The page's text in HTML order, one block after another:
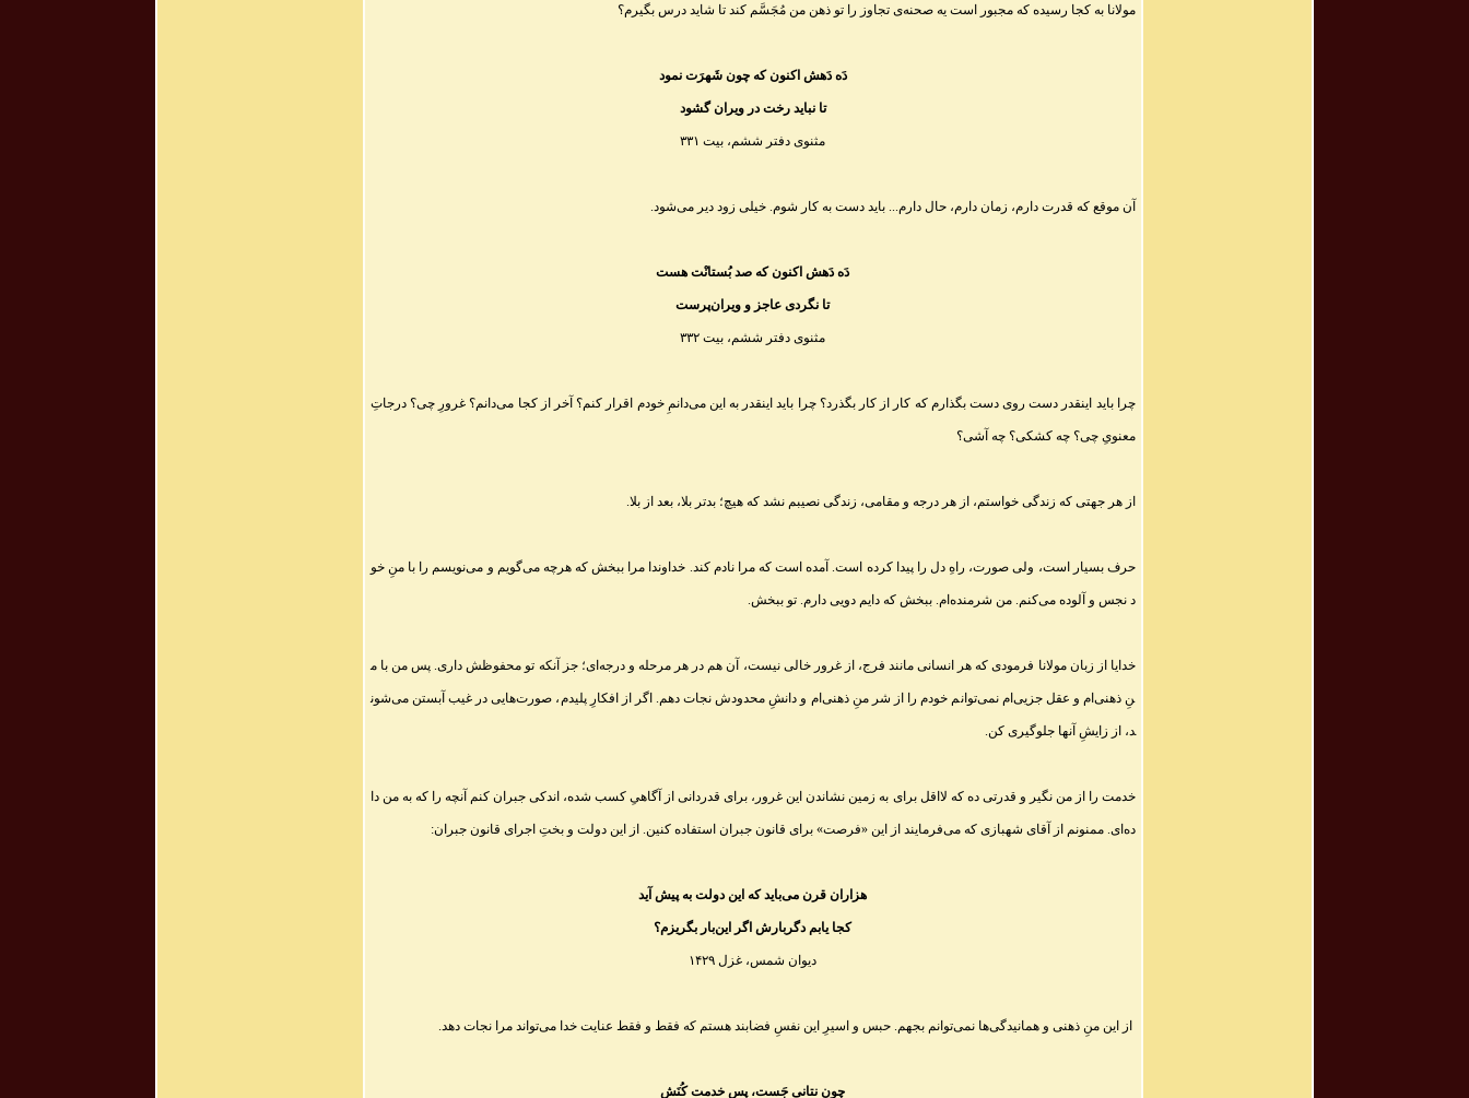
مولانا به کجا رسیده که مجبور است یه صحنه‌ی تجاوز را تو ذهن من مُجَسَّم کند تا شاید درس بگیرم؟
دَه دَهش اکنون که چون شَهرَت نمود
تا نباید رخت در ویران گشود
مثنوی دفتر ششم، بیت ۳۳۱
آن موقع که قدرت دارم، زمان دارم، حال دارم... باید دست به کار شوم. خیلی زود دیر می‌شود.
دَه دَهش اکنون که صد بُستانْت هست
تا نگردی عاجز و ویران‌پرست
مثنوی دفتر ششم، بیت ۳۳۲
چرا باید اینقدر دست روی دست بگذارم که کار از کار بگذرد؟ چرا باید اینقدر به این می‌دانمِ خودم اقرار کنم؟ آخر از کجا می‌دانم؟ غرورِ چی؟ درجاتِ
معنویِ چی؟ چه کشکی؟ چه آشی؟
از هر جهتی که زندگی خواستم، از هر درجه و مقامی، زندگی نصیبم نشد که هیچ؛ بدتر بلا، بعد از بلا.
حرف بسیار است، ولی صورت، راهِ دل را پیدا کرده است. آمده است که مرا نادم کند. خداوندا مرا ببخش که هرچه می‌گویم و می‌نویسم را با منِ خو
د نجس و آلوده می‌کنم. من شرمنده‌ام. ببخش که دايم دویی دارم. تو ببخش.
خدایا از زبان مولانا فرمودی که هر انسانی مانند فرج، از غرور خالی نیست، آن هم در هر مرحله و درجه‌ای؛ جز آنکه تو محفوظش داری. پس من با م
نِ ذهنی‌ام و عقل جزیی‌ام نمی‌توانم خودم را از شر منِ ذهنی‌ام و دانشِ محدودش نجات دهم. اگر از افکارِ پلیدم، صورت‌هایی در غیب آبستن می‌شون
د، از زایشِ آنها جلوگیری کن.
خدمت را از من نگیر و قدرتی ده که لااقل برای به زمین نشاندن این غرور، برای قدردانی از آگاهیِ کسب شده، اندکی جبران کنم آنچه را که به من دا
ده‌ای. ممنونم از آقای شهبازی که می‌فرمایند از این «فرصت» برای قانون جبران استفاده کنین. از این دولت و بختِ اجرای قانون جبران:
هزاران قرن می‌باید که این دولت به پیش آید
کجا یابم دگربارش اگر این‌بار بگریزم؟
دیوان شمس، غزل ۱۴۲۹
از این منِ ذهنی و همانیدگی‌ها نمی‌توانم بجهم. حبس و اسیرِ این نفسِ فضابند هستم که فقط و فقط عنایت خدا می‌تواند مرا نجات دهد.
چون نتانی جَست، پس خدمت کُنَش